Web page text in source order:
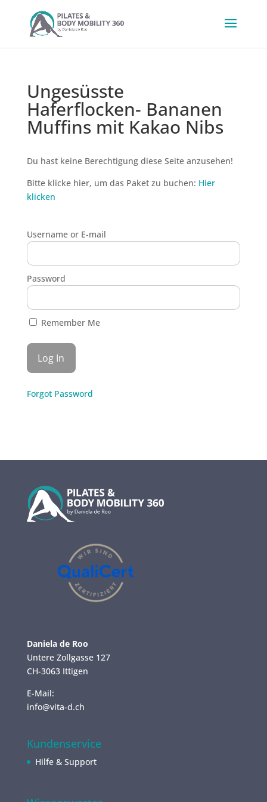
Ungesüsste
Haferflocken- Bananen
Muffins mit Kakao Nibs
Du hast keine Berechtigung diese Seite anzusehen!
Bitte klicke hier, um das Paket zu buchen: Hier
klicken
Username or E-mail
Password
Remember Me
Forgot Password
Daniela de Roo
Untere Zollgasse 127
CH-3063 Ittigen
E-Mail:
info@vita-d.ch
Kundenservice
Hilfe & Support